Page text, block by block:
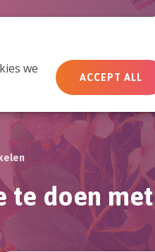
we
ACCEPT ALL
Doe mee Actueel
doen met